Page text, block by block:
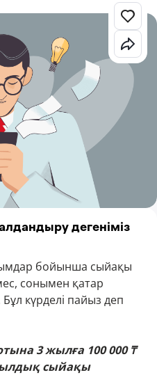
дегеніміз
бойынша сыйақы
сонымен қатар
күрделі пайыз деп
3 жылға 100 000 ₸
сыйақы